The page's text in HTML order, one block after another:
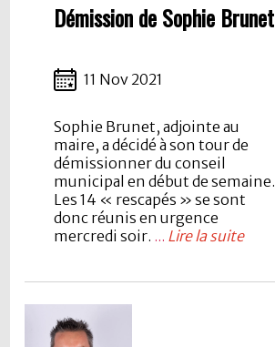
Démission de Sophie Brunet
11 Nov 2021
Sophie Brunet, adjointe au
maire, a décidé à son tour de
démissionner du conseil
municipal en début de semaine.
Les 14 « rescapés » se sont
donc réunis en urgence
mercredi soir. ... Lire la suite